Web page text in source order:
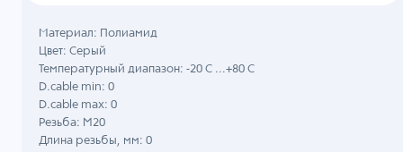
Материал: Полиамид
Цвет: Серый
Температурный диапазон: -20 C ...+80 C
D.cable min: 0
D.cable max: 0
Резьба: M20
Длина резьбы, мм: 0